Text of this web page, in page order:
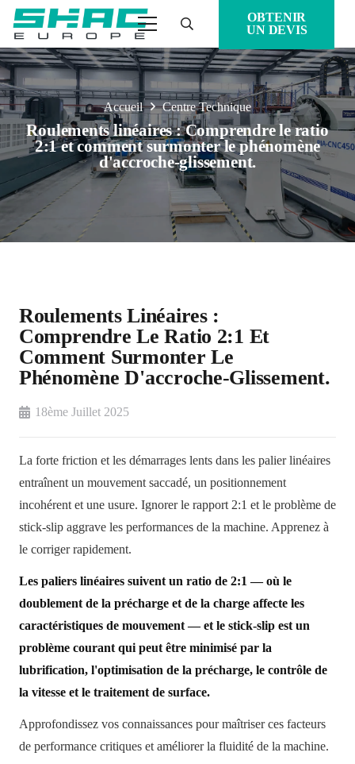
OBTENIR
UN DEVIS
Accueil Centre Technique
Roulements linéaires : Comprendre le ratio
2:1 et comment surmonter le phénomène
d'accroche-glissement.
Roulements Linéaires :
Comprendre Le Ratio 2:1 Et
Comment Surmonter Le
Phénomène D'accroche-Glissement.
18ème Juillet 2025
La forte friction et les démarrages lents dans les palier linéaires
entraînent un mouvement saccadé, un positionnement
incohérent et une usure. Ignorer le rapport 2:1 et le problème de
stick-slip aggrave les performances de la machine. Apprenez à
le corriger rapidement.
Les paliers linéaires suivent un ratio de 2:1 — où le
doublement de la précharge et de la charge affecte les
caractéristiques de mouvement — et le stick-slip est un
problème courant qui peut être minimisé par la
lubrification, l'optimisation de la précharge, le contrôle de
la vitesse et le traitement de surface.
Approfondissez vos connaissances pour maîtriser ces facteurs
de performance critiques et améliorer la fluidité de la machine.